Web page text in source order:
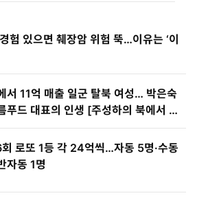
험 있으면 췌장암 위험 뚝…이유는 ‘이
서 11억 매출 일군 탈북 여성… 박은숙
푸드 대표의 인생 [주성하의 북에서 온
로또 1등 각 24억씩…자동 5명·수동
자동 1명